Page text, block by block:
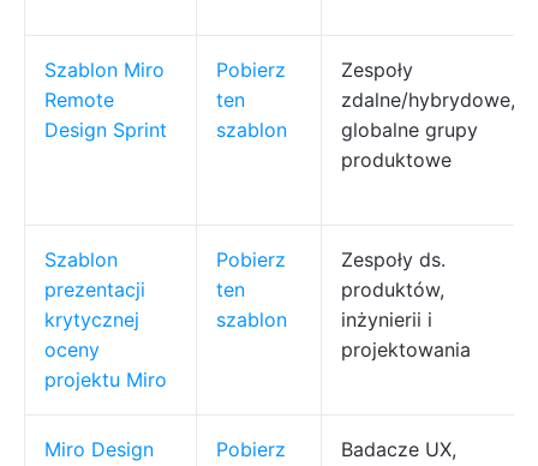
Szablon Miro
Remote
Design Sprint
Pobierz
ten
szablon
Zespoły
zdalne/hybrydowe,
globalne grupy
produktowe
Szablon
prezentacji
krytycznej
oceny
projektu Miro
Pobierz
ten
szablon
Zespoły ds.
produktów,
inżynierii i
projektowania
Miro Design
Pobierz
Badacze UX,